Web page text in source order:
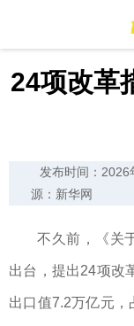
24项改革
发布时间：
源：新华网
不久前，《关
出台，提出24项改
出口值7.2万亿元